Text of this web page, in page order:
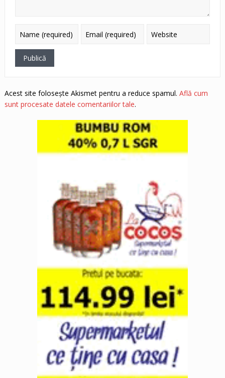
Acest site folosește Akismet pentru a reduce spamul. Află cum
sunt procesate datele comentariilor tale.